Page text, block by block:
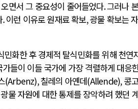
면서 그 중요성이 줄어들었다.그러나
.이런 이유로 원재료 확보,광물 확보는
화한 후 경제적 탈식민화를 위해 천연
들이 이들 국가에 가장 격렬하게 대응
(Arbenz),칠레의 아옌데(Allende), 콩
물 자원에 대한 통제를 장악하려 했던